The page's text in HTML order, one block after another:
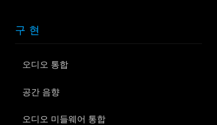
구현
오디오 통합
공간 음향
오디오 미들웨어 통합